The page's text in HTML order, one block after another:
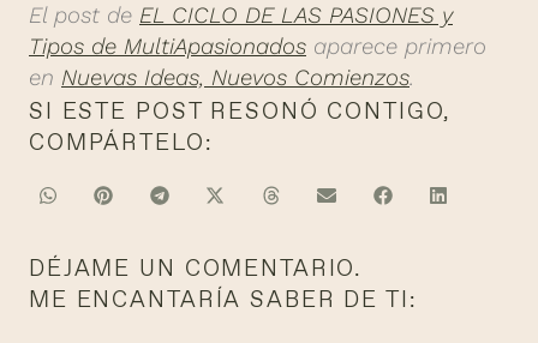
El post de EL CICLO DE LAS PASIONES y
Tipos de MultiApasionados aparece primero
en Nuevas Ideas, Nuevos Comienzos.
SI ESTE POST RESONÓ CONTIGO,
COMPÁRTELO:
DÉJAME UN COMENTARIO.
ME ENCANTARÍA SABER DE TI: